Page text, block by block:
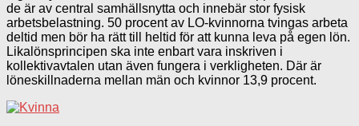
de är av central samhällsnytta och innebär stor fysisk
arbetsbelastning. 50 procent av LO-kvinnorna tvingas arbeta
deltid men bör ha rätt till heltid för att kunna leva på egen lön.
Likalönsprincipen ska inte enbart vara inskriven i
kollektivavtalen utan även fungera i verkligheten. Där är
löneskillnaderna mellan män och kvinnor 13,9 procent.